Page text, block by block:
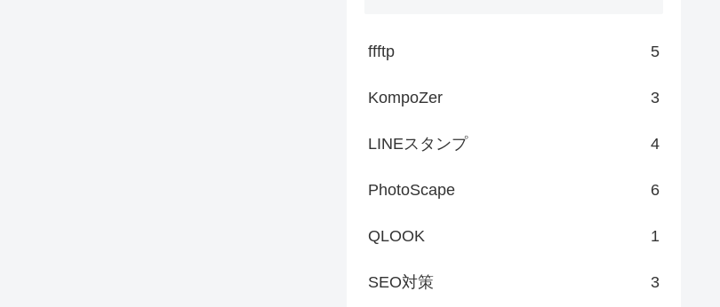
ffftp 5
KompoZer 3
LINEスタンプ 4
PhotoScape 6
QLOOK 1
SEO対策 3